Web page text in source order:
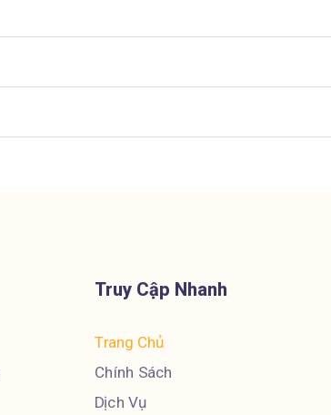
Truy Cập Nhanh
Trang Chủ
Chính Sách
Dịch Vụ